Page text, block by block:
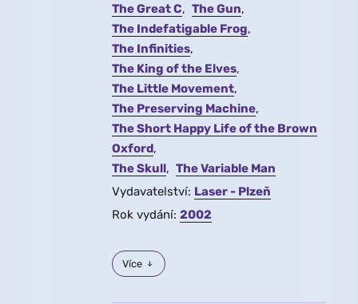
The Great C
The Gun
The Indefatigable Frog
The Infinities
The King of the Elves
The Little Movement
The Preserving Machine
The Short Happy Life of the Brown
Oxford
The Skull
The Variable Man
Vydavatelství: Laser - Plzeň
Rok vydání: 2002
Více